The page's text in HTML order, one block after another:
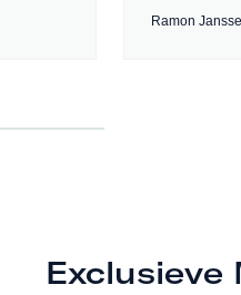
Ramon
Exclusieve